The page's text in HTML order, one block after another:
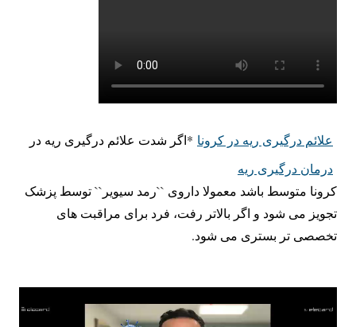
علائم درگیری ریه در کرونا
درمان درگیری ریه
*اگر شدت علائم درگیری ریه در
کرونا متوسط باشد معمولا داروی ``رمد سیویر`` توسط پزشک
تجویز می شود و اگر بالاتر رفت، فرد برای مراقبت های
تخصصی تر بستری می شود.